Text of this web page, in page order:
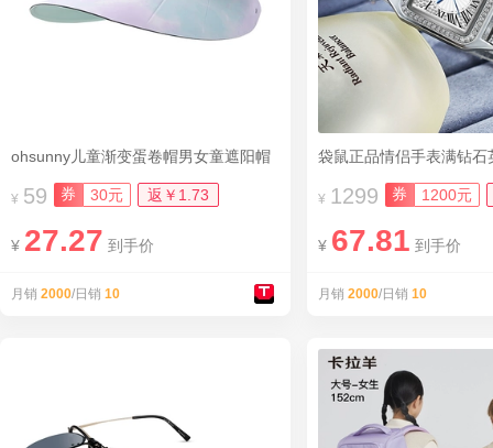
ohsunny儿童渐变蛋卷帽男女童遮阳帽
¥ 59 券 30元 返￥1.73
¥ 27.27 到手价
月销 2000/日销 10
袋鼠正品情侣手表满钻石
¥ 1299 券 1200元
¥ 67.81 到手价
月销 2000/日销 10